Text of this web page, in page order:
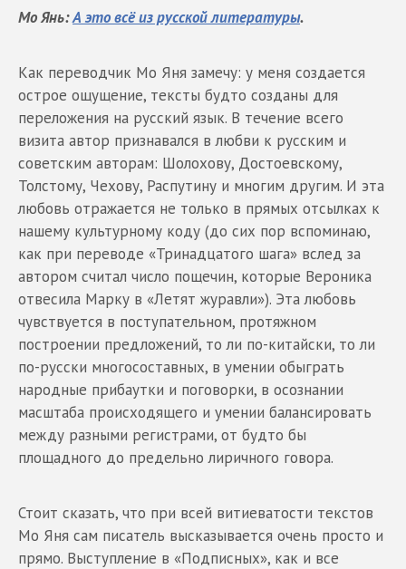
Мо Янь:А это всё из русской литературы.
Как переводчик Мо Яня замечу: у меня создается
острое ощущение, тексты будто созданы для
переложения на русский язык. В течение всего
визита автор признавался в любви к русским и
советским авторам: Шолохову, Достоевскому,
Толстому, Чехову, Распутину и многим другим. И эта
любовь отражается не только в прямых отсылках к
нашему культурному коду (до сих пор вспоминаю,
как при переводе «Тринадцатого шага» вслед за
автором считал число пощечин, которые Вероника
отвесила Марку в «Летят журавли»). Эта любовь
чувствуется в поступательном, протяжном
построении предложений, то ли по-китайски, то ли
по-русски многосоставных, в умении обыграть
народные прибаутки и поговорки, в осознании
масштаба происходящего и умении балансировать
между разными регистрами, от будто бы
площадного до предельно лиричного говора.
Стоит сказать, что при всей витиеватости текстов
Мо Яня сам писатель высказывается очень просто и
прямо. Выступление в «Подписных», как и все